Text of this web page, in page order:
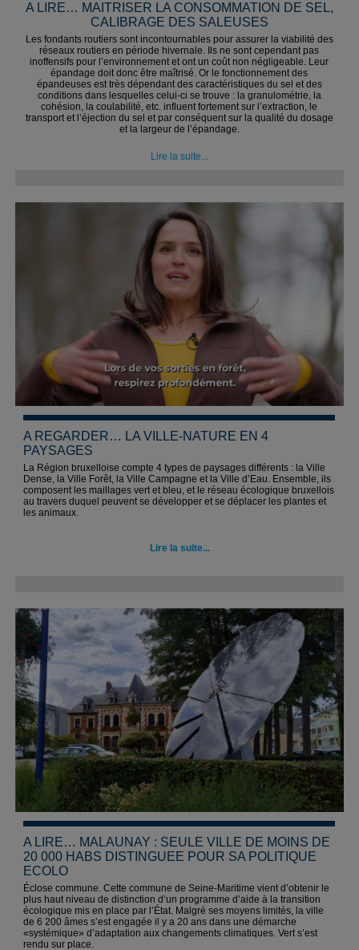
A LIRE… MAITRISER LA CONSOMMATION DE SEL,
CALIBRAGE DES SALEUSES
Les fondants routiers sont incontournables pour assurer la viabilité des
réseaux routiers en période hivernale. Ils ne sont cependant pas
inoffensifs pour l’environnement et ont un coût non négligeable. Leur
épandage doit donc être maîtrisé. Or le fonctionnement des
épandeuses est très dépendant des caractéristiques du sel et des
conditions dans lesquelles celui-ci se trouve : la granulométrie, la
cohésion, la coulabilité, etc. influent fortement sur l’extraction, le
transport et l’éjection du sel et par conséquent sur la qualité du dosage
et la largeur de l’épandage.
Lire la suite...
A REGARDER… LA VILLE-NATURE EN 4
PAYSAGES
La Région bruxelloise compte 4 types de paysages différents : la Ville
Dense, la Ville Forêt, la Ville Campagne et la Ville d’Eau. Ensemble, ils
composent les maillages vert et bleu, et le réseau écologique bruxellois
au travers duquel peuvent se développer et se déplacer les plantes et
les animaux.
Lire la suite...
A LIRE… MALAUNAY : SEULE VILLE DE MOINS DE
20 000 HABS DISTINGUEE POUR SA POLITIQUE
ECOLO
Éclose commune. Cette commune de Seine-Maritime vient d’obtenir le
plus haut niveau de distinction d’un programme d’aide à la transition
écologique mis en place par l’État. Malgré ses moyens limités, la ville
de 6 200 âmes s’est engagée il y a 20 ans dans une démarche
«systémique» d’adaptation aux changements climatiques. Vert s’est
rendu sur place.